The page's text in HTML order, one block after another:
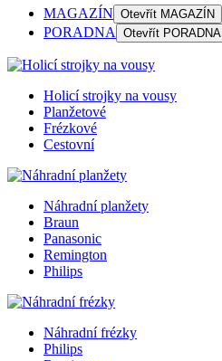
MAGAZÍN Otevřít MAGAZÍN
PORADNA Otevřít PORADNA
Holicí strojky na vousy
Planžetové
Frézkové
Cestovní
Náhradní planžety
Braun
Panasonic
Remington
Philips
Náhradní frézky
Philips